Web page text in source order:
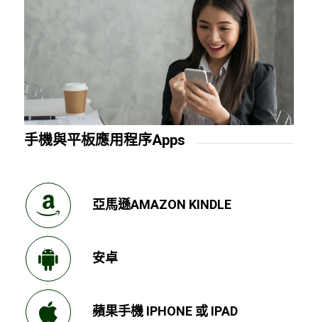
手機與平板應用程序Apps
亞馬遜AMAZON KINDLE
安卓
蘋果手機 IPHONE 或 IPAD